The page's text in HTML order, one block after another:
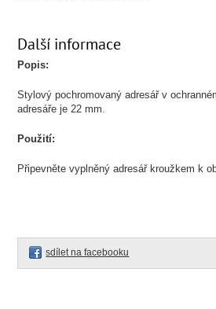
Další informace
Popis:
Stylový pochromovaný adresář v
adresáře je 22 mm.
Použití:
Připevněte vyplněný adresář kroužkem k
sdílet na facebooku